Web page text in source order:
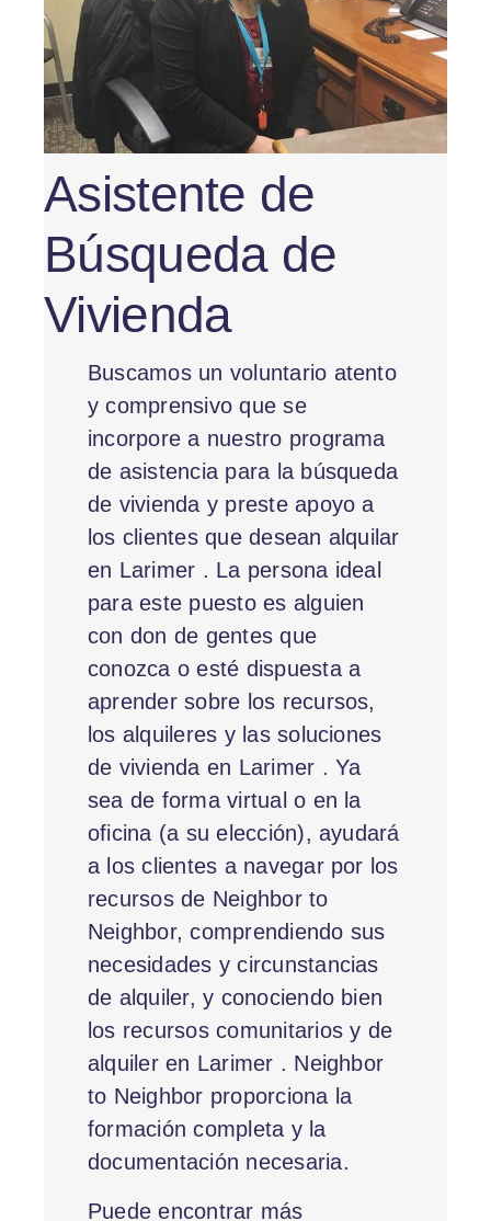
Asistente de
Búsqueda de
Vivienda
Buscamos un voluntario atento
y comprensivo que se
incorpore a nuestro programa
de asistencia para la búsqueda
de vivienda y preste apoyo a
los clientes que desean alquilar
en Larimer . La persona ideal
para este puesto es alguien
con don de gentes que
conozca o esté dispuesta a
aprender sobre los recursos,
los alquileres y las soluciones
de vivienda en Larimer . Ya
sea de forma virtual o en la
oficina (a su elección), ayudará
a los clientes a navegar por los
recursos de Neighbor to
Neighbor, comprendiendo sus
necesidades y circunstancias
de alquiler, y conociendo bien
los recursos comunitarios y de
alquiler en Larimer . Neighbor
to Neighbor proporciona la
formación completa y la
documentación necesaria.
Puede encontrar más